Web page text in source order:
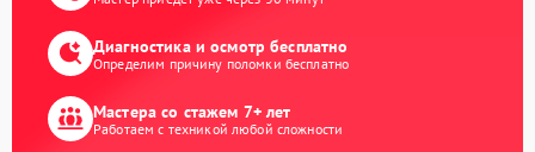
Диагностика и осмотр бесплатно
Определим причину поломки бесплатно
Мастера со стажем 7+ лет
Работаем с техникой любой сложности